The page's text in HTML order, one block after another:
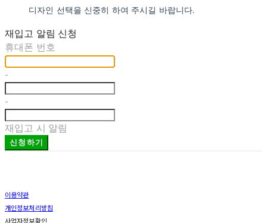
디자인 선택을 신중히 하여 주시길 바랍니다.
재입고 알림 신청
휴대폰 번호
-
-
재입고 시 알림
신청하기
이용약관
개인정보처리방침
사업자정보확인